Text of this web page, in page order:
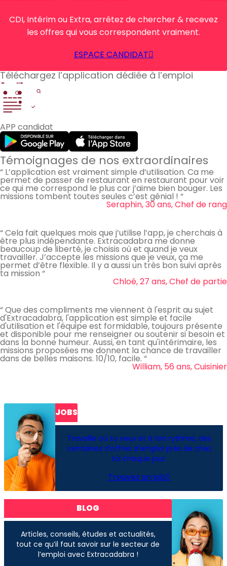
Téléchargez l’application dédiée à l’emploi
APP candidat
CDI, Intérim ou Extra, arrêtez de chercher & recevez
les offres qui vous correspondent vraiment.
ESPACE CANDIDAT
Témoignages de nos extraordinaires
“ L’application est vraiment simple d’utilisation. Ca me
permet de passer de restaurant en restaurant pour voir
ce qui me correspond le plus car j’aime bien bouger. Les
missions tombent toutes seules c’est génial ! “
Seraphin, 30 ans, Chef de rang
“ Cela fait quelques mois que j’utilise l’app, je cherchais à
être plus indépendante. Extracadabra me donne
beaucoup de liberté, je choisis où et quand je veux
travailler. J’accepte les missions que je veux, ça me
permet d’être flexible. Il y a aussi un très bon suivi après
ta mission “
Chloé, 27 ans, Chef de partie
“ Que des compliments me viennent à l'esprit au sujet
d'Extracadabra, l'application est simple et facile
d'utilisation et l'équipe est formidable, toujours présente
et disponible pour me renseigner ou soutenir si besoin et
dans la bonne humeur. Aussi, en tant qu'intérimaire, les
missions proposées me donnent la chance de travailler
dans de belles maisons. 10/10, facile. “
William, 56 ans, Cuisinier
JOBS
Travaille où tu veux et à ton rythme, des
centaines d’offres d’emploi près de chez
toi chaque jour.
Trouvez un job
BLOG
Articles, conseils, études et actualités,
tout ce qu’il faut savoir sur le secteur de
l’emploi avec Extracadabra !